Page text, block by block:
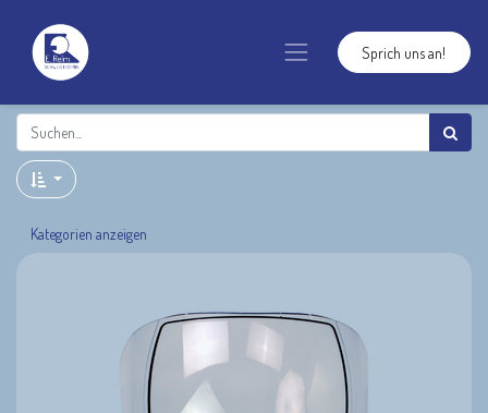
Sprich uns an!
Kategorien anzeigen